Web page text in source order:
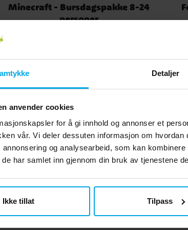
Detaljer
anvender cookies
for å gi innhold og annonser et
vår. Vi deler dessuten informasjon om
annonsering og analysearbeid, som kan
har samlet inn gjennom din bruk av tjenestene
Ikke tillat Tilpass
Minecraft - Bursdagspakke 8-24
personer
GÅ TIL